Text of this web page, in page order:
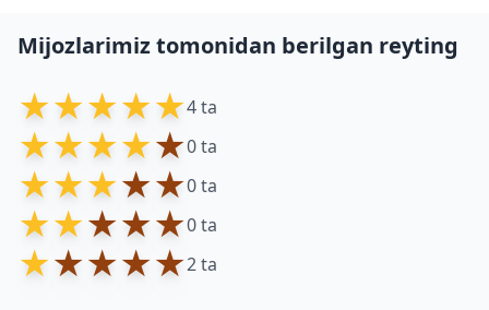
Mijozlarimiz tomonidan berilgan reyting
★★★★★4 ta
★★★★★0 ta
★★★★★0 ta
★★★★★0 ta
★★★★★2 ta